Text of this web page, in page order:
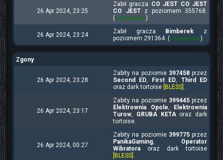
26 Apr 2024, 23:25
Zabił gracza CO JEST CO JEST
CO JESTz poziomem 355768.
( Uzasadnione)
26 Apr 2024, 23:24 Zabił gracza Bimberek z
poziomem 291364. ( Uzasadnione)
Zgony
26 Apr 2024, 23:28
Zabity na poziomie 397458przez
Second ED, First ED, Third ED
oraz dark tortoise [BLESS] .
26 Apr 2024, 23:17
Zabity na poziomie 399445przez
Elektrownia Opole,
Elektrownia
Turow, GRUBA KETAoraz dark
tortoise.
26 Apr 2024, 00:27
Zabity na poziomie 399775przez
PanikaGaming, Operator
Wibratora oraz dark tortoise
[BLESS] .